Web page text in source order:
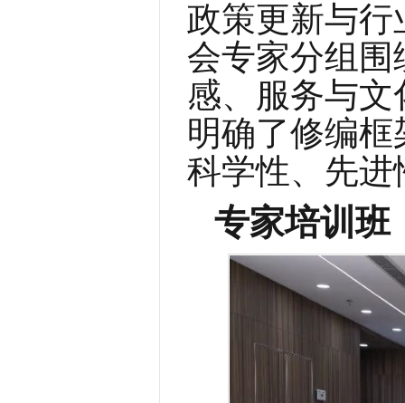
政策更新与
会专家分组
感、服务与
明确了修编
科学性、先
专家培训班